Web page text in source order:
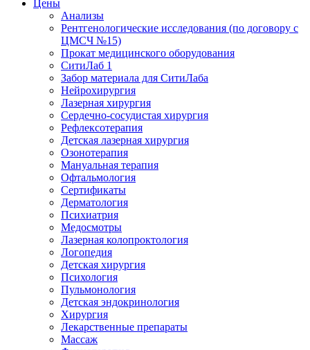
Цены
Анализы
Рентгенологические исследования (по договору с
ЦМСЧ №15)
Прокат медицинского оборудования
СитиЛаб 1
Забор материала для СитиЛаба
Нейрохирургия
Лазерная хирургия
Сердечно-сосудистая хирургия
Рефлексотерапия
Детская лазерная хирургия
Озонотерапия
Мануальная терапия
Офтальмология
Сертификаты
Дерматология
Психиатрия
Медосмотры
Лазерная колопроктология
Логопедия
Детская хирургия
Психология
Пульмонология
Детская эндокринология
Хирургия
Лекарственные препараты
Массаж